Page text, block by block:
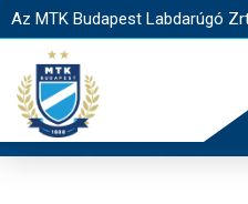
Az MTK Budapest Labdarúgó